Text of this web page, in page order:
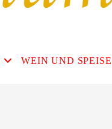
WEIN UND SPEISE